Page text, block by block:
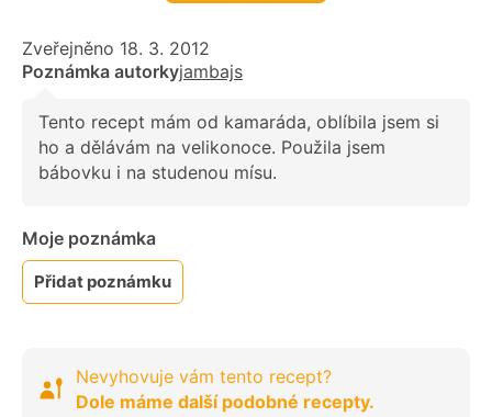
Zveřejněno 18. 3. 2012
Poznámka autorkyjambajs
Tento recept mám od kamaráda, oblíbila jsem si
ho a dělávám na velikonoce. Použila jsem
bábovku i na studenou mísu.
Moje poznámka
Přidat poznámku
Nevyhovuje vám tento recept?
Dole máme další podobné recepty.